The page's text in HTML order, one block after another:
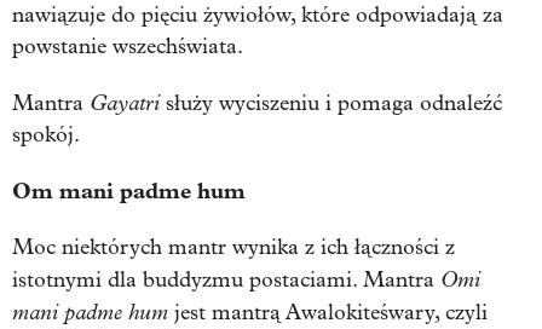
nawiązuje do pięciu żywiołów, które odpowiadają za
powstanie wszechświata.
Mantra Gayatrisłuży wyciszeniu i pomaga odnaleźć
spokój.
Om mani padme hum
Moc niektórych mantr wynika z ich łączności z
istotnymi dla buddyzmu postaciami. Mantra Omi
mani padme hum jest mantrą Awalokiteśwary, czyli